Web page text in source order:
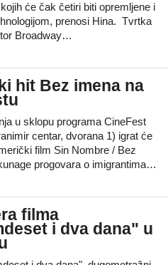
će čak četiri biti opremljene i
prenosi Hina. Tvrtka
Broadway…
hit Bez imena na
u sklopu programa CineFest
centar, dvorana 1) igrat će
film Sin Nombre / Bez
progovara o imigrantima…
filma
i dva dana" u